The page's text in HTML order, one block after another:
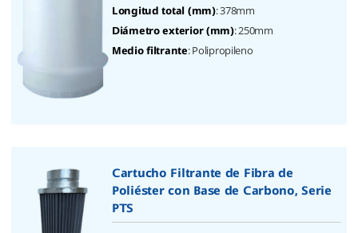
Longitud total (mm): 378mm
Diámetro exterior (mm): 250mm
Medio filtrante: Polipropileno
Cartucho Filtrante de Fibra de
Poliéster con Base de Carbono, Serie
PTS